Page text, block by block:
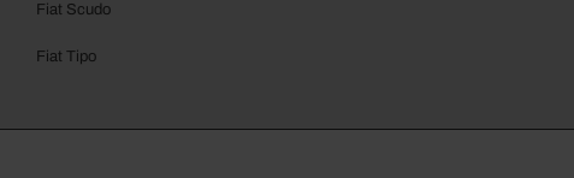
Fiat Scudo
Fiat Tipo